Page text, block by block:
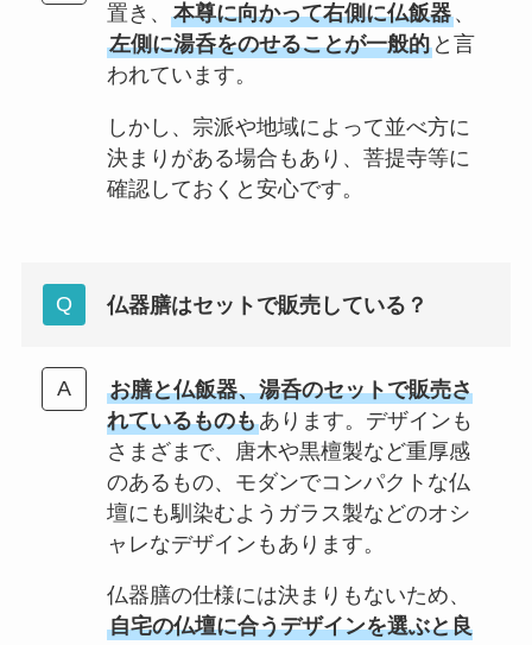
置き、 本尊に向かって右側に仏飯器、
左側に湯呑をのせることが一般的と言
われています。
しかし、宗派や地域によって並べ方に
決まりがある場合もあり、菩提寺等に
確認しておくと安心です。
仏器膳はセットで販売している？
お膳と仏飯器、湯呑のセットで販売さ
れているものもあります。デザインも
さまざまで、唐木や黒檀製など重厚感
のあるもの、モダンでコンパクトな仏
壇にも馴染むようガラス製などのオシ
ャレなデザインもあります。
仏器膳の仕様には決まりもないため、
自宅の仏壇に合うデザインを選ぶと良